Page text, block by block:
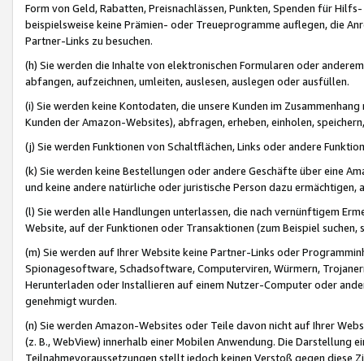
Form von Geld, Rabatten, Preisnachlässen, Punkten, Spenden für
beispielsweise keine Prämien- oder Treueprogramme auflegen, die
Partner-Links zu besuchen.
(h) Sie werden die Inhalte von elektronischen Formularen oder
abfangen, aufzeichnen, umleiten, auslesen, auslegen oder ausfüllen.
(i) Sie werden keine Kontodaten, die unsere Kunden im
Kunden der Amazon-Websites), abfragen, erheben, einholen,
(j) Sie werden Funktionen von Schaltflächen, Links oder andere
(k) Sie werden keine Bestellungen oder andere Geschäfte über eine
und keine andere natürliche oder juristische Person dazu
(l) Sie werden alle Handlungen unterlassen, die nach vernünftigem
Website, auf der Funktionen oder Transaktionen (zum Beispiel
(m) Sie werden auf Ihrer Website keine Partner-Links oder
Spionagesoftware, Schadsoftware, Computerviren, Würmern,
Herunterladen oder Installieren auf einem Nutzer-Computer oder
genehmigt wurden.
(n) Sie werden Amazon-Websites oder Teile davon nicht auf Ihrer
(z. B., WebView) innerhalb einer Mobilen Anwendung. Die Darstellung
Teilnahmevoraussetzungen stellt jedoch keinen Verstoß gegen diese